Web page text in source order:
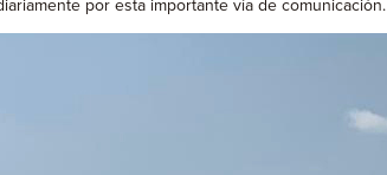
por esta importante vía de comunicación.